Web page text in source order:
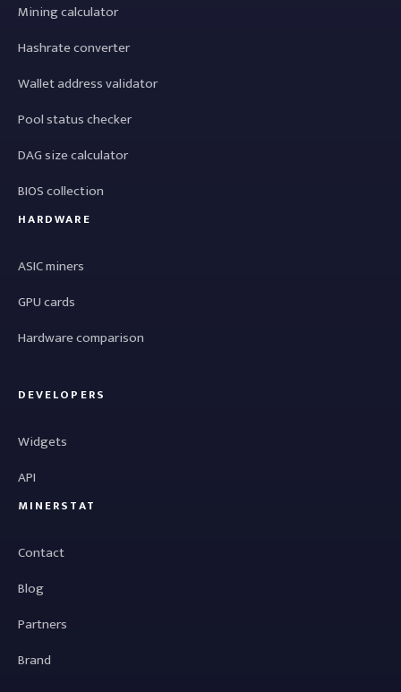
Mining calculator
Hashrate converter
Wallet address validator
Pool status checker
DAG size calculator
BIOS collection
HARDWARE
ASIC miners
GPU cards
Hardware comparison
DEVELOPERS
Widgets
API
MINERSTAT
Contact
Blog
Partners
Brand